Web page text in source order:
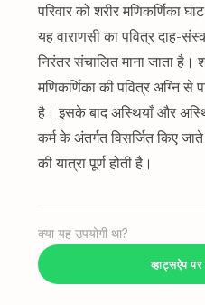
परिवार को शरीर मणिकर्णिका
यह वाराणसी का पवित्र दाह-
निरंतर संचालित माना जाता है।
मणिकर्णिका की पवित्र अग्नि से
है। इसके बाद अस्थियाँ और
कर्म के अंतर्गत विसर्जित किए
की यात्रा पूर्ण होती है।
क्या यह उपयोगी था?
व्हाट्सऐप